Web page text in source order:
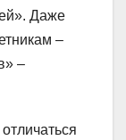
Даже
–
–